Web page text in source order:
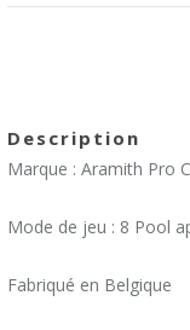
Description
Marque : Aramith Pro
Mode de jeu : 8 Pool
Fabriqué en Belgique